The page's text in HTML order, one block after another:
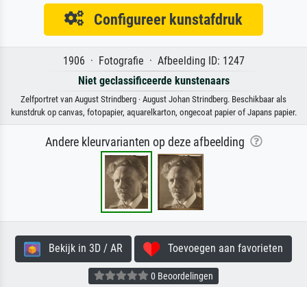
Configureer kunstafdruk
1906 · Fotografie · Afbeelding ID: 1247
Niet geclassificeerde kunstenaars
Zelfportret van August Strindberg · August Johan Strindberg. Beschikbaar als
kunstdruk op canvas, fotopapier, aquarelkarton, ongecoat papier of Japans papier.
Andere kleurvarianten op deze afbeelding
Bekijk in 3D / AR Toevoegen aan favorieten
0 Beoordelingen